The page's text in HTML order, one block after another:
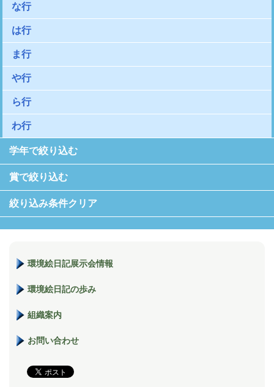
な行
は行
ま行
や行
ら行
わ行
学年で絞り込む
賞で絞り込む
絞り込み条件クリア
環境絵日記展示会情報
環境絵日記の歩み
組織案内
お問い合わせ